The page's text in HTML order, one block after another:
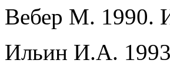
Вебер М. 1990.
Ильин И.А.